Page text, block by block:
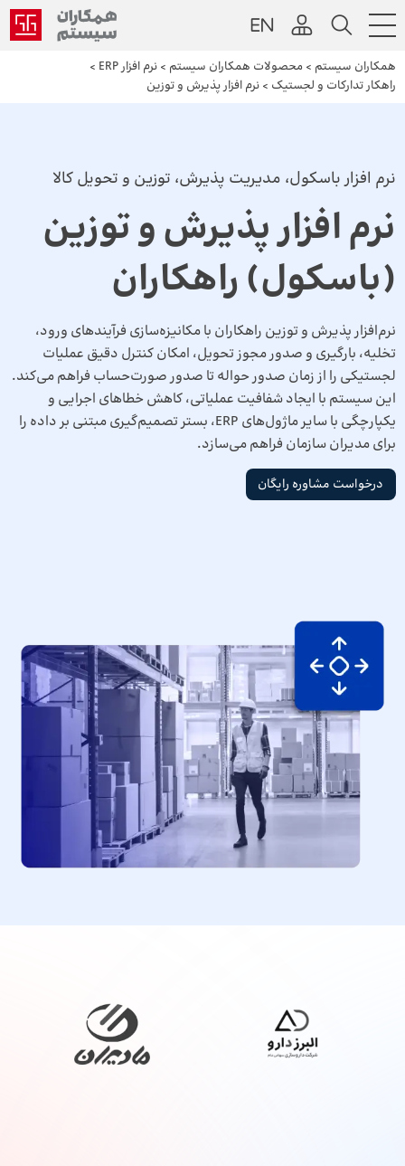
همکاران سیستم > محصولات همکاران سیستم > نرم افزار ERP
>
راهکار تدارکات و لجستیک > نرم افزار پذیرش و توزین
نرم افزار باسکول، مدیریت پذیرش، توزین و تحویل کالا
نرم افزار پذیرش و توزین
(باسکول) راهکاران
نرم‌افزار پذیرش و توزین راهکاران با مکانیزه‌سازی فرآیندهای ورود،
تخلیه، بارگیری و صدور مجوز تحویل، امکان کنترل دقیق عملیات
لجستیکی را از زمان صدور حواله تا صدور صورت‌حساب فراهم می‌کند.
این سیستم با ایجاد شفافیت عملیاتی، کاهش خطاهای اجرایی و
یکپارچگی با سایر ماژول‌های ERP، بستر تصمیم‌گیری مبتنی بر داده را
برای مدیران سازمان فراهم می‌سازد.
درخواست مشاوره رایگان